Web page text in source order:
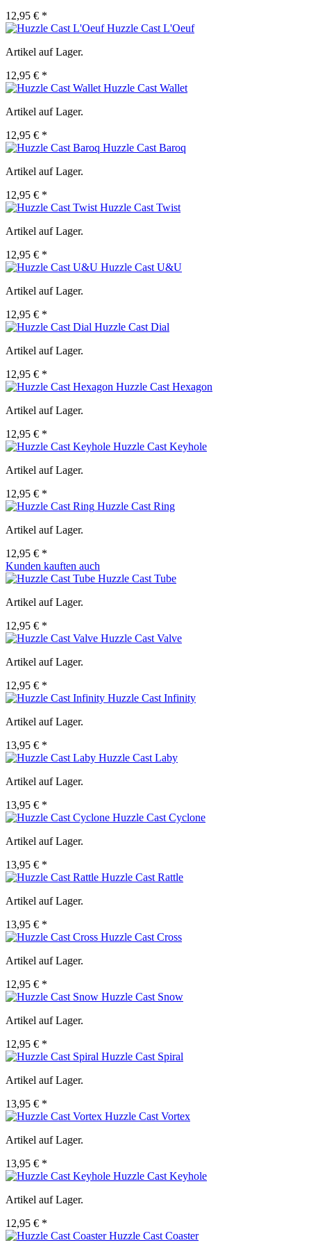
12,95 € *
Huzzle Cast L'Oeuf
Artikel auf Lager.
12,95 € *
Huzzle Cast Wallet
Artikel auf Lager.
12,95 € *
Huzzle Cast Baroq
Artikel auf Lager.
12,95 € *
Huzzle Cast Twist
Artikel auf Lager.
12,95 € *
Huzzle Cast U&U
Artikel auf Lager.
12,95 € *
Huzzle Cast Dial
Artikel auf Lager.
12,95 € *
Huzzle Cast Hexagon
Artikel auf Lager.
12,95 € *
Huzzle Cast Keyhole
Artikel auf Lager.
12,95 € *
Huzzle Cast Ring
Artikel auf Lager.
12,95 € *
Kunden kauften auch
Huzzle Cast Tube
Artikel auf Lager.
12,95 € *
Huzzle Cast Valve
Artikel auf Lager.
12,95 € *
Huzzle Cast Infinity
Artikel auf Lager.
13,95 € *
Huzzle Cast Laby
Artikel auf Lager.
13,95 € *
Huzzle Cast Cyclone
Artikel auf Lager.
13,95 € *
Huzzle Cast Rattle
Artikel auf Lager.
13,95 € *
Huzzle Cast Cross
Artikel auf Lager.
12,95 € *
Huzzle Cast Snow
Artikel auf Lager.
12,95 € *
Huzzle Cast Spiral
Artikel auf Lager.
13,95 € *
Huzzle Cast Vortex
Artikel auf Lager.
13,95 € *
Huzzle Cast Keyhole
Artikel auf Lager.
12,95 € *
Huzzle Cast Coaster